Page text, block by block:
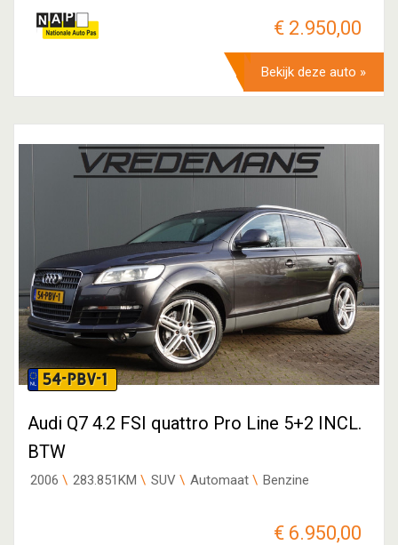
€ 2.950,00
Bekijk deze auto »
54-PBV-1
Audi Q7 4.2 FSI quattro Pro Line 5+2 INCL.
BTW
2006 283.851KM SUV Automaat Benzine
€ 6.950,00